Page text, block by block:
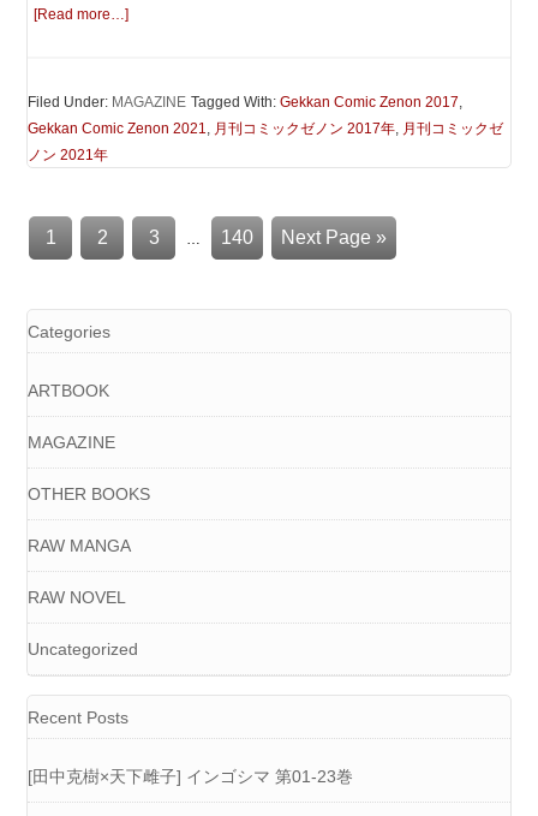
[Read more…]
Filed Under: MAGAZINE Tagged With:Gekkan Comic Zenon 2017
Gekkan Comic Zenon 2021
月刊コミックゼノン 2017年 月刊コミックゼ
ノン 2021年
1 2 3 140 Next Page »
Categories
ARTBOOK
MAGAZINE
OTHER BOOKS
RAW MANGA
RAW NOVEL
Uncategorized
Recent Posts
[田中克樹×天下雌子] インゴシマ 第01-23巻